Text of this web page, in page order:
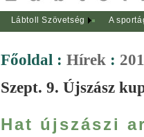
Lábtoll Szövetség
A
Főoldal : Hírek :
Szept. 9. Újszász
Hat újszászi